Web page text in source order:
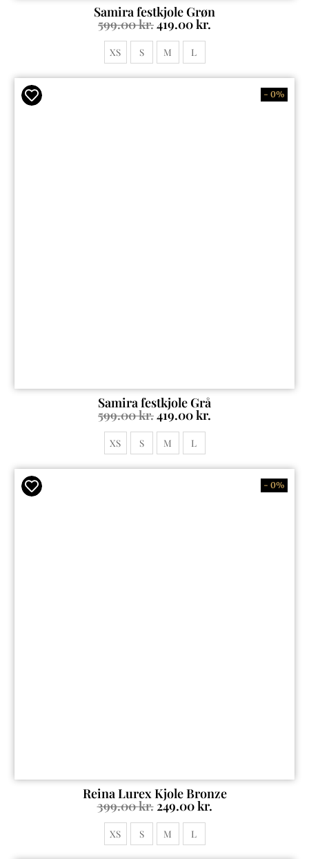
Samira festkjole Grøn
599.00kr.419.00kr.
XS S M L
- 0%
Samira festkjole Grå
599.00kr.419.00kr.
XS S M L
- 0%
Reina Lurex Kjole Bronze
399.00kr. 249.00kr.
XS S M L